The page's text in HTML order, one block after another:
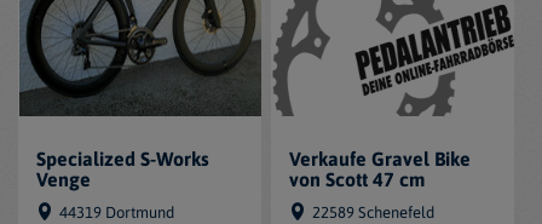
Specialized S-Works
Venge
44319 Dortmund
Verkaufe Gravel Bike
von Scott 47 cm
22589 Schenefeld